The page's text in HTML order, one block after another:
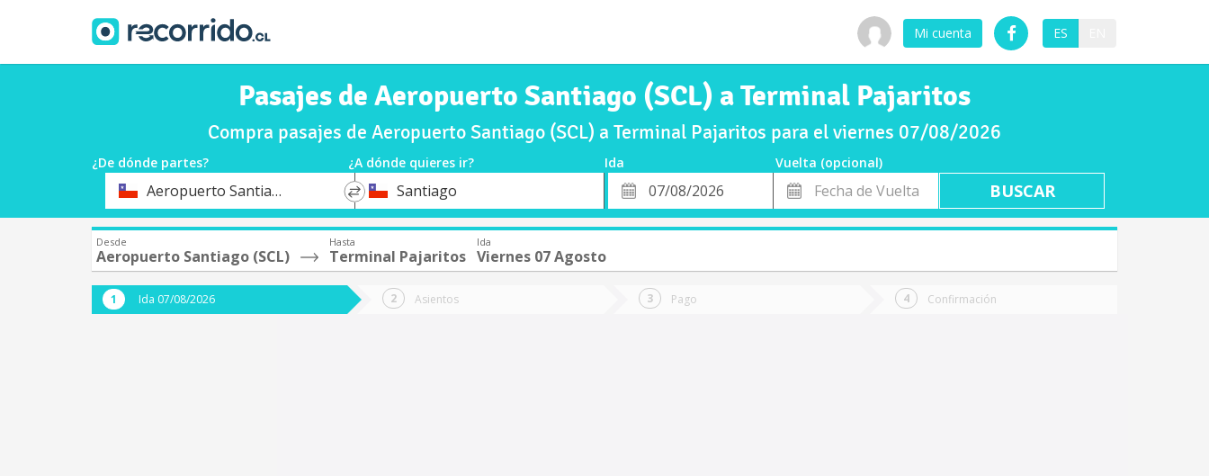
Mi cuenta ES
Pasajes de Aeropuerto Santiago (SCL) a Terminal Pajaritos
Compra pasajes de Aeropuerto Santiago (SCL) a Terminal Pajaritos para el viernes 07/08/2026
¿De dónde partes? ¿A dónde quieres ir? Ida
Vuelta (opcional)
Origen
Aeropuerto Santiago (SCL)
*
DestinoSantiago
Fecha
de
Fecha
de
Vuelta
Desde
Aeropuerto Santiago (SCL)
Hasta
Terminal Pajaritos
Ida
Viernes 07 Agosto
Ida 07/08/2026 Asientos Pago Confirmación